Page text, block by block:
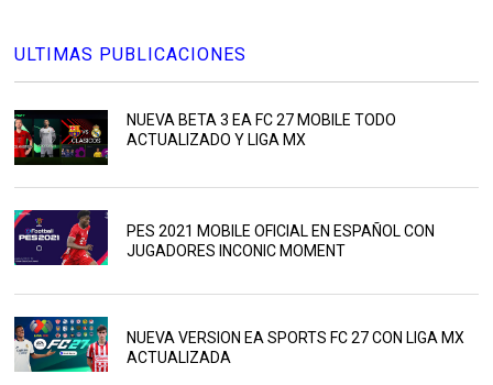
ULTIMAS PUBLICACIONES
NUEVA BETA 3 EA FC 27 MOBILE TODO
ACTUALIZADO Y LIGA MX
PES 2021 MOBILE OFICIAL EN ESPAÑOL CON
JUGADORES INCONIC MOMENT
NUEVA VERSION EA SPORTS FC 27 CON LIGA MX
ACTUALIZADA